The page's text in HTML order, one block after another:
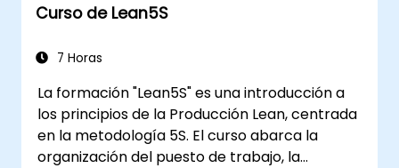
Curso de Lean5S
7 Horas
La formación "Lean5S" es una introducción a
los principios de la Producción Lean, centrada
en la metodología 5S. El curso abarca la
organización del puesto de trabajo, la